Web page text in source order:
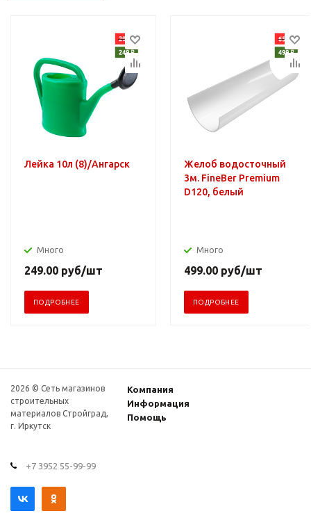
Лейка 10л (8)/Ангарск
Много
249.00 руб/шт
ПОДРОБНЕЕ
Желоб водосточный
3м. FineBer Premium
D120, белый
Много
499.00 руб/шт
ПОДРОБНЕЕ
2026 © Сеть магазинов
строительных
материалов Стройград,
г. Иркутск
Компания
Информация
Помощь
+7 3952 55-99-99